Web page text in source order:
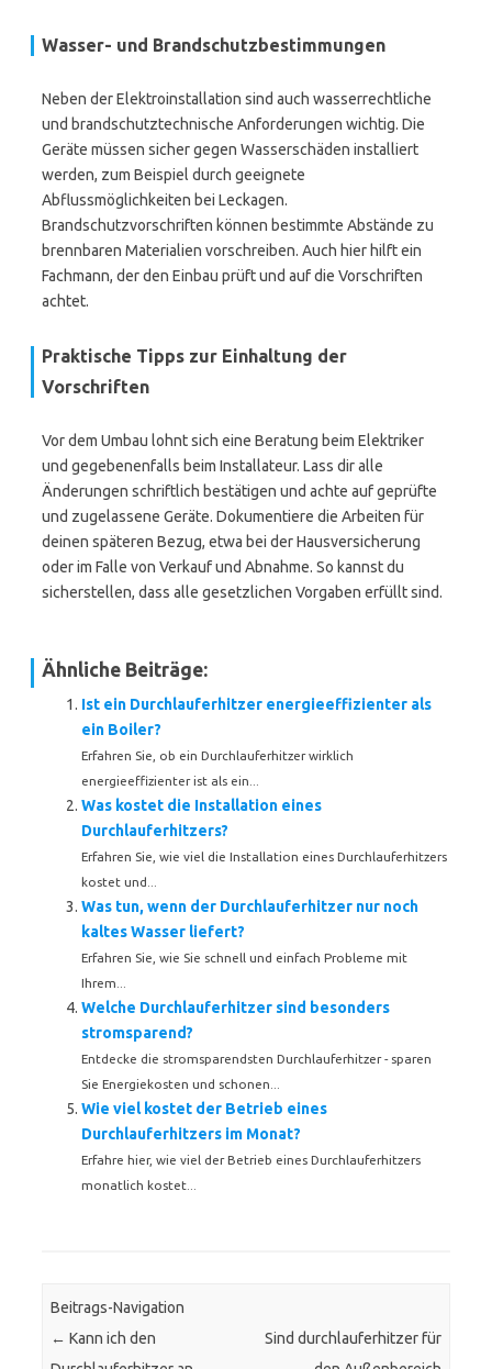
Wasser- und Brandschutzbestimmungen
Neben der Elektroinstallation sind auch wasserrechtliche
und brandschutztechnische Anforderungen wichtig. Die
Geräte müssen sicher gegen Wasserschäden installiert
werden, zum Beispiel durch geeignete
Abflussmöglichkeiten bei Leckagen.
Brandschutzvorschriften können bestimmte Abstände zu
brennbaren Materialien vorschreiben. Auch hier hilft ein
Fachmann, der den Einbau prüft und auf die Vorschriften
achtet.
Praktische Tipps zur Einhaltung der
Vorschriften
Vor dem Umbau lohnt sich eine Beratung beim Elektriker
und gegebenenfalls beim Installateur. Lass dir alle
Änderungen schriftlich bestätigen und achte auf geprüfte
und zugelassene Geräte. Dokumentiere die Arbeiten für
deinen späteren Bezug, etwa bei der Hausversicherung
oder im Falle von Verkauf und Abnahme. So kannst du
sicherstellen, dass alle gesetzlichen Vorgaben erfüllt sind.
Ähnliche Beiträge:
Ist ein Durchlauferhitzer energieeffizienter als
ein Boiler?
Erfahren Sie, ob ein Durchlauferhitzer wirklich
energieeffizienter ist als ein...
Was kostet die Installation eines
Durchlauferhitzers?
Erfahren Sie, wie viel die Installation eines Durchlauferhitzers
kostet und...
Was tun, wenn der Durchlauferhitzer nur noch
kaltes Wasser liefert?
Erfahren Sie, wie Sie schnell und einfach Probleme mit
Ihrem...
Welche Durchlauferhitzer sind besonders
stromsparend?
Entdecke die stromsparendsten Durchlauferhitzer - sparen
Sie Energiekosten und schonen...
Wie viel kostet der Betrieb eines
Durchlauferhitzers im Monat?
Erfahre hier, wie viel der Betrieb eines Durchlauferhitzers
monatlich kostet...
Beitrags-Navigation
← Kann ich den
Sind durchlauferhitzer für